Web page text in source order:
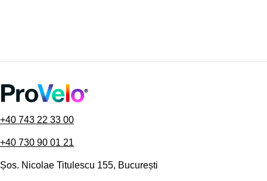
+40 743 22 33 00
+40 730 90 01 21
Șos. Nicolae Titulescu 155, București